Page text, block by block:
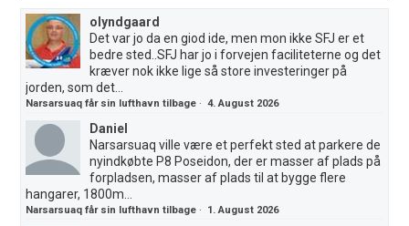
olyndgaard
Det var jo da en giod ide, men mon ikke SFJ er et
bedre sted..SFJ har jo i forvejen faciliteterne og det
kræver nok ikke lige så store investeringer på
jorden, som det...
Narsarsuaq får sin lufthavn tilbage ·4. August 2026
Daniel
Narsarsuaq ville være et perfekt sted at parkere de
nyindkøbte P8 Poseidon, der er masser af plads på
forpladsen, masser af plads til at bygge flere
hangarer, 1800m...
Narsarsuaq får sin lufthavn tilbage · 1. August 2026